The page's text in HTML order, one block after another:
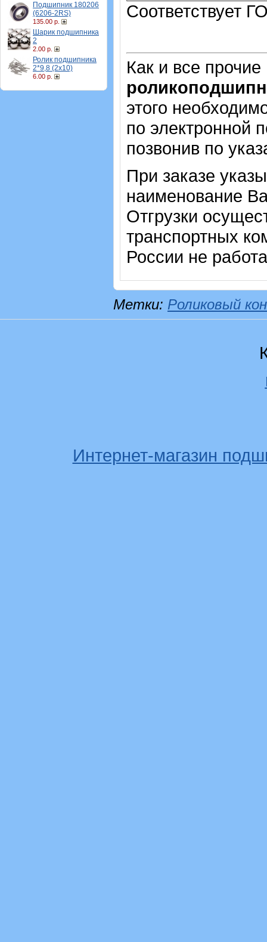
Подшипник 180206
(6206-2RS)
135.00 р.
Шарик подшипника
2
2.00 р.
Ролик подшипника
2*9,8 (2х10)
6.00 р.
Соответствует
Как и все
этого
по электронной
позвонив по
При заказе
наименование
Отгрузки
транспортных
России не
Метки: Роликовый
Интернет-магазин